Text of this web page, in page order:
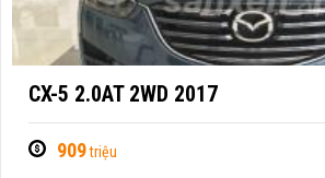
CX-5 2.0AT 2WD 2017
909triệu